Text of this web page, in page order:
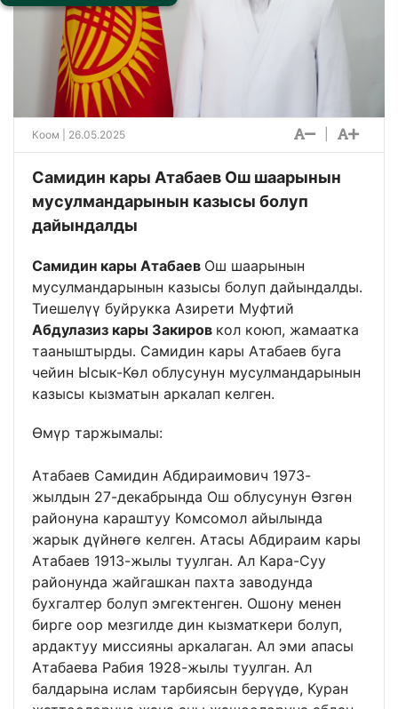
Коом | 26.05.2025
Самидин кары Атабаев Ош шаарынын
мусулмандарынын казысы болуп
дайындалды
Самидин кары Атабаев Ош шаарынын
мусулмандарынын казысы болуп дайындалды.
Тиешелүү буйрукка Азирети Муфтий
Абдулазиз кары Закиров кол коюп, жамаатка
тааныштырды. Самидин кары Атабаев буга
чейин Ысык-Көл облусунун мусулмандарынын
казысы кызматын аркалап келген.
Өмүр таржымалы:
Атабаев Самидин Абдираимович 1973-
жылдын 27-декабрында Ош облусунун Өзгөн
районуна караштуу Комсомол айылында
жарык дүйнөгө келген. Атасы Абдираим кары
Атабаев 1913-жылы туулган. Ал Кара-Суу
районунда жайгашкан пахта заводунда
бухгалтер болуп эмгектенген. Ошону менен
бирге оор мезгилде дин кызматкери болуп,
ардактуу миссияны аркалаган. Ал эми апасы
Атабаева Рабия 1928-жылы туулган. Ал
балдарына ислам тарбиясын берүүдө, Куран